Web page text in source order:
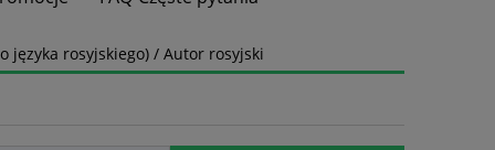
języka rosyjskiego) / Autor rosyjski